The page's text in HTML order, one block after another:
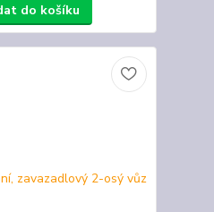
do košíku